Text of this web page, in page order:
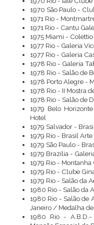
1970 São Paulo -
1971 Rio -
1971 Rio - Cantu
1975 Miami -
1977 Rio - Galeria
1977 Rio - Galeria
1978 Rio - Galeria
1978 Rio - Salão de
1978 Porto Alegre -
1978 Rio - II Mostra
1978 Rio - Salão de
1979 Belo
Hotel
1979 Salvador -
1979 Rio - Brasil
1979 São Paulo -
1979 Brazilia -
1979 Rio - Montanha
1979 Rio - Clube
1979 Rio - Salão da
1980 Rio - Salão da
1980 Rio - Salão de
Janeiro / Medalha
1980 Rio -